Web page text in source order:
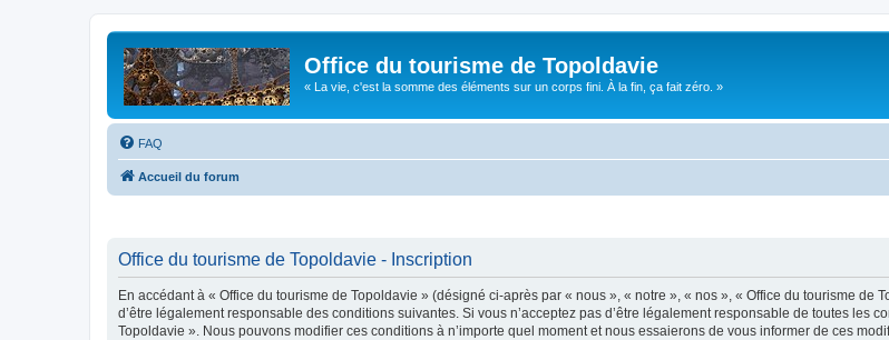
Office du tourisme de Topoldavie
« La vie, c'est la somme des éléments sur un corps fini. À la fin, ça fait zéro. »
FAQ
Accueil du forum
Office du tourisme de Topoldavie - Inscription
En accédant à « Office du tourisme de Topoldavie » (désigné ci-après par « nous », « notre », « nos », « Office du tourisme
d’être légalement responsable des conditions suivantes. Si vous n’acceptez pas d’être légalement responsable de toutes les
Topoldavie ». Nous pouvons modifier ces conditions à n’importe quel moment et nous essaierons de vous informer de ces